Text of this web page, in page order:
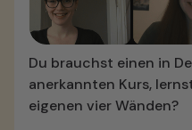
Du brauchst einen in
anerkannten Kurs,
eigenen vier Wänden?